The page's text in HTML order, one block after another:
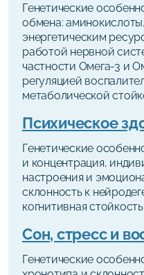
Генетические
обмена:
энергетическим
работой нервной
частности Омега-3 и
регуляцией
метаболической
Психическое
Генетические
и концентрация,
настроения и
склонность к
когнитивная стойкость.
Сон, стресс и
Генетические